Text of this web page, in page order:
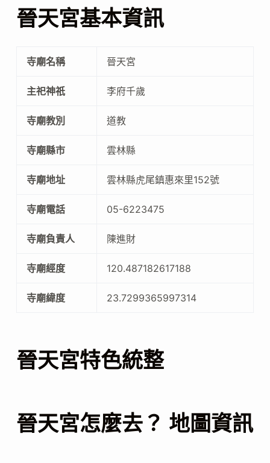
晉天宮基本資訊
寺廟名稱 晉天宮
主祀神祇 李府千歲
寺廟教別 道教
寺廟縣市 雲林縣
寺廟地址 雲林縣虎尾鎮惠來里152號
寺廟電話 05-6223475
寺廟負責人 陳進財
寺廟經度 120.487182617188
寺廟緯度 23.7299365997314
晉天宮特色統整
晉天宮怎麼去？ 地圖資訊